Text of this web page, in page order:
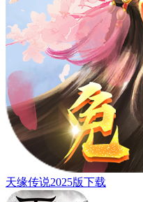
天缘传说2025版下载